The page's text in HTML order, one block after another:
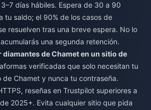
días hábiles. Espera de 30 a 90
tu saldo; el 90% de los casos de
resuelven tras una breve espera. No lo
una segunda retención.
diamantes de Chamet en un sitio de
verificadas que solo necesitan tu
de Chamet y nunca tu contraseña.
reseñas en Trustpilot superiores a
2025+. Evita cualquier sitio que pida